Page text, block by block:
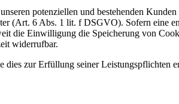
potenziellen und bestehenden
(Art. 6 Abs. 1 lit. f DSGVO). Sofern eine
die Einwilligung die Speicherung von
widerrufbar.
zur Erfüllung seiner Leistungspflichten